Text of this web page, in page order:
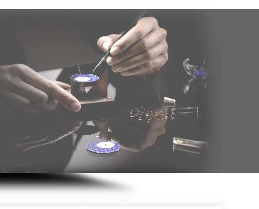
【瓦工培训实战班】
2026年8月_湖南_吴同学（133****8496）报:【中级电工培训实战班】
2026年8月_浙江_林同学（153****0292）报:【电动工具维修实战班】
2026年8月_四川_韩同学（189****1673）报:【装饰装修培训实战班】
2026年8月黑龙江田同学（136****6392）报:【摩托车电动车维修班】
2026年8月_贵州_代同学（186****4008）报:
【摩托车电动车维修班】
2026年8月_天津_张同学（136****8401）报:
【水电安装实战班】
2026年8月_北京_陈同学（157****7014）报: 【安防监控实战班】
2026年8月_山东_朱同学（130****8013）报:
【瓦工培训实战班】
2026年8月_安徽_林同学（181****1822）报:
【电脑维修实战班】